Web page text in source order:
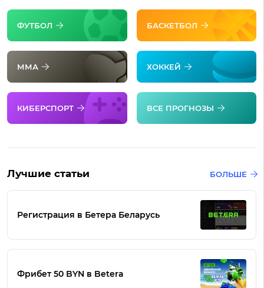
ФУТБОЛ БАСКЕТБОЛ
ММА ХОККЕЙ
КИБЕРСПОРТ ВСЕ ПРОГНОЗЫ
Лучшие статьи БОЛЬШЕ
Регистрация в Бетера Беларусь
Фрибет 50 BYN в Betera